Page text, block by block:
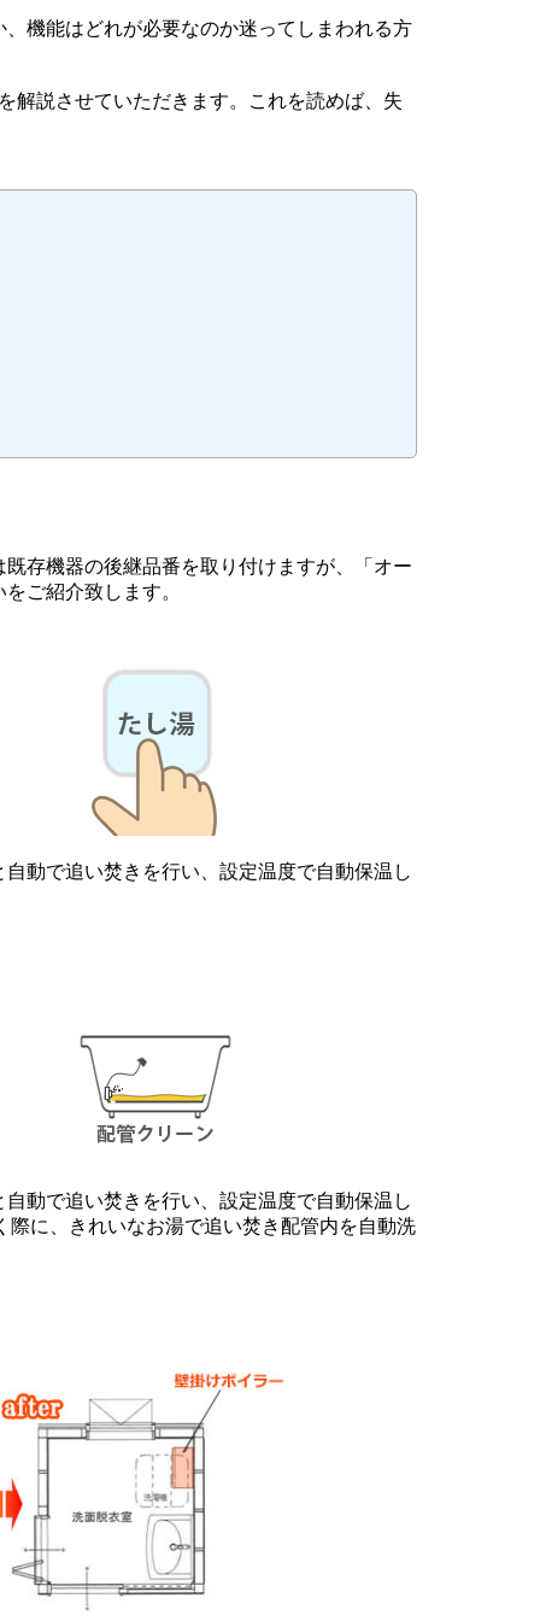
機能はどれが必要なのか迷ってしまわれる方
解説させていただきます。これを読めば、失
存機器の後継品番を取り付けますが、「オー
ご紹介致します。
動で追い焚きを行い、設定温度で自動保温し
動で追い焚きを行い、設定温度で自動保温し
に、きれいなお湯で追い焚き配管内を自動洗